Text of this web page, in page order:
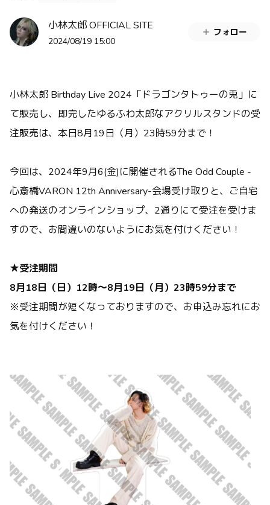
小林太郎 OFFICIAL SITE
2024/08/19 15:00
フォロー
小林太郎 Birthday Live 2024「ドラゴンタトゥーの兎」に
て販売し、即完したゆるふわ太郎なアクリルスタンドの受
注販売は、本日8月19日（月）23時59分まで！
今回は、2024年9月6(金)に開催されるThe Odd Couple -
心斎橋VARON 12th Anniversary-会場受け取りと、ご自宅
への発送のオンラインショップ、2通りにて受注を受けま
すので、お間違いのないようにお気を付けください！
★受注期間
8月18日（日）12時～8月19日（月）23時59分まで
※受注期間が短くなっておりますので、お申込み忘れにお
気を付けください！